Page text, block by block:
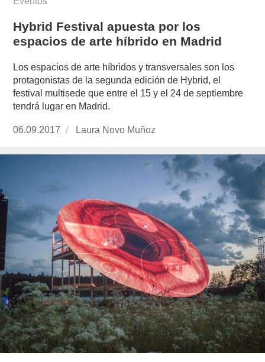
Hybrid Festival apuesta por los
espacios de arte híbrido en Madrid
Los espacios de arte híbridos y transversales son los
protagonistas de la segunda edición de Hybrid, el
festival multisede que entre el 15 y el 24 de septiembre
tendrá lugar en Madrid.
Publicado
06.09.2017
https://www.experimenta.es/author/laura-
Laura Novo Muñoz